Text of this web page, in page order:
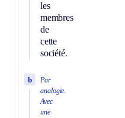
les
membres
de
cette
société.
Par
analogie.
Avec
une
b